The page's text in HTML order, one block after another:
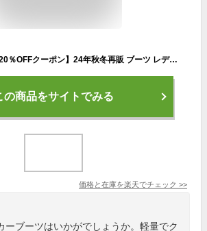
【27日9:59まで全品20％OFFクーポン】24年秋冬再販 ブーツ レディース スニーカーブーツ ストレッチブーツ ショートブーツ 厚底ブーツ 厚底 痛くない 歩きやすい 疲れない ブラック 黒 軽量 旅行 レジャー 帰省 スエード ソックスブーツ V8411AW
の商品をサイトでみる
価格と在庫を楽天でチェック >>
ーブーツはいかがでしょうか。軽量でク